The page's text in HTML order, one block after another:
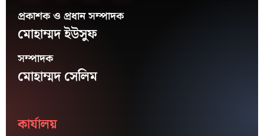
প্রকাশক ও প্রধান সম্পাদক
মোহাম্মদ ইউসুফ
সম্পাদক
মোহাম্মদ সেলিম
কার্যালয়